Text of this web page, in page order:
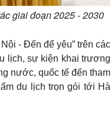
giai đoạn 2025 - 2030
- Đến để yêu” trên các
lịch, sự kiện khai trương
nước, quốc tế đến tham
du lịch trọn gói tới Hà